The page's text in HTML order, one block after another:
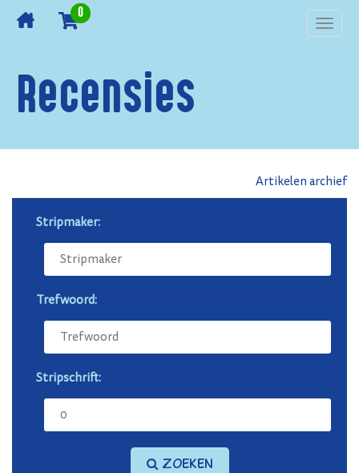
0
Recensies
Artikelen archief
Stripmaker:
Trefwoord:
Stripschrift:
Zoeken